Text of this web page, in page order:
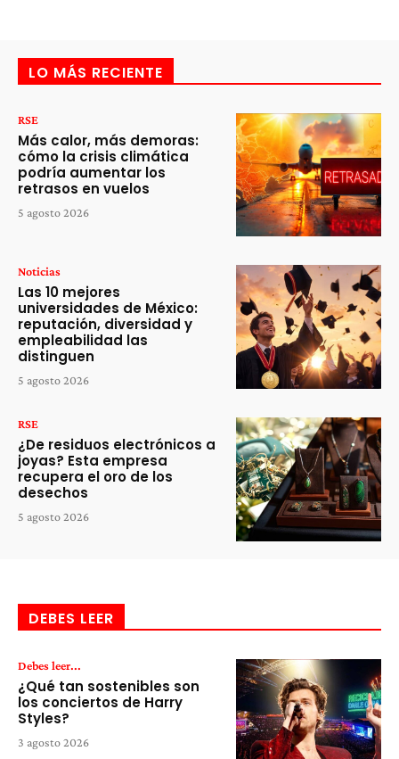
LO MÁS RECIENTE
RSE
Más calor, más demoras:
cómo la crisis climática
podría aumentar los
retrasos en vuelos
5 agosto 2026
Noticias
Las 10 mejores
universidades de México:
reputación, diversidad y
empleabilidad las
distinguen
5 agosto 2026
RSE
¿De residuos electrónicos a
joyas? Esta empresa
recupera el oro de los
desechos
5 agosto 2026
DEBES LEER
Debes leer...
¿Qué tan sostenibles son
los conciertos de Harry
Styles?
3 agosto 2026